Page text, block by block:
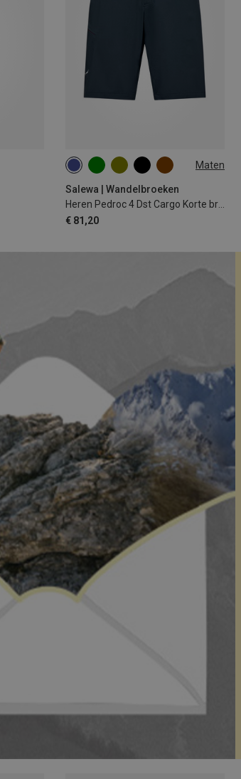
Maten
Salewa | Wandelbroeken
Heren Pedroc 4 Dst Cargo Korte broek
€ 81,20
S M L XL XXL